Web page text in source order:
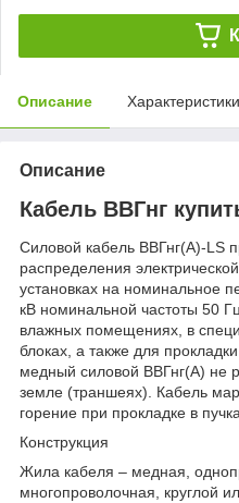
Описание Характеристики
Описание
Кабель ВВГнг
Силовой кабель ВВГнг(А)-LS
распределения
установках на номинальное
кВ номинальной частоты 50
влажных помещениях, в
блоках, а также для
медный силовой ВВГнг(А) не
земле (траншеях). Кабель
горение при прокладке в
Конструкция
Жила кабеля – медная,
многопроволочная, круглой